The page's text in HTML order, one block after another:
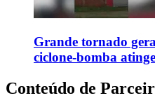
Grande tornado
ciclone-bomba
Conteúdo de